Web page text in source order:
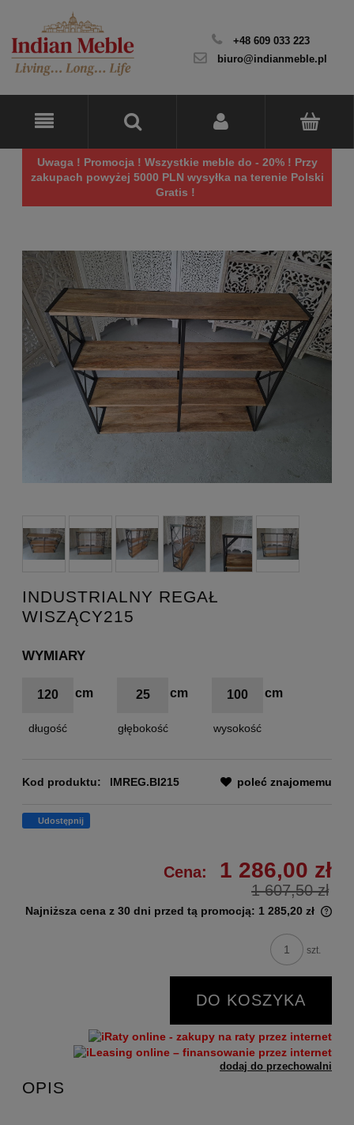
+48 609 033 223
biuro@indianmeble.pl
Uwaga ! Promocja ! Wszystkie meble do - 20% ! Przy
zakupach powyżej 5000 PLN wysyłka na terenie Polski
Gratis !
INDUSTRIALNY REGAŁ
WISZĄCY215
WYMIARY
120
długość
25
głębokość
100
wysokość
Kod produktu: IMREG.BI215 poleć znajomemu
Udostępnij
Cena: 1 286,00 zł
1 607,50 zł
Najniższa cena z 30 dni przed tą promocją: 1 285,20 zł
szt.
DO KOSZYKA
dodaj do przechowalni
OPIS